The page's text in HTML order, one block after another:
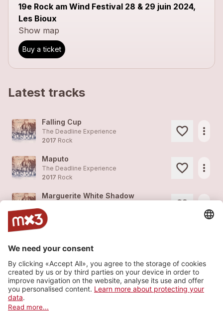
19e Rock am Wind Festival 28 & 29 juin 2024,
Les Bioux
Show map
Buy a ticket
Latest tracks
Falling Cup
The Deadline Experience
2017 Rock
more_horiz
Maputo
The Deadline Experience
2017 Rock
more_horiz
Marguerite White Shadow
2017
2017Rock
Messy Places
The Deadline Experience
2017Rock
more_horiz